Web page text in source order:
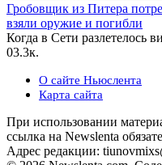
Гробовщик из Питера
взяли оружие и погибли
Когда в Сети разлетелось
03.3к.
О сайте Ньюслента
Карта сайта
При использовании
ссылка на Newslenta
Адрес редакции: